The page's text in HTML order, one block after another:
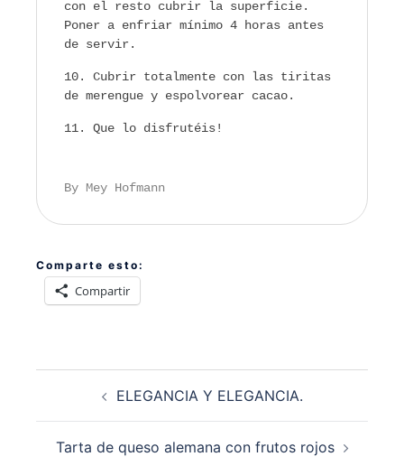
con el resto cubrir la superficie.
Poner a enfriar mínimo 4 horas antes
de servir.
Cubrir totalmente con las tiritas
de merengue y espolvorear cacao.
Que lo disfrutéis!
By Mey Hofmann
Comparte esto:
Compartir
entradas
ELEGANCIA Y ELEGANCIA.
Tarta de queso alemana con frutos rojos